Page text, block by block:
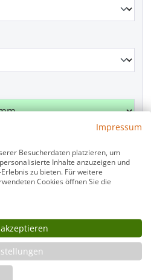
Gib den gewünschten
In den Warenkorb
Impressum
Besucherdaten platzieren, um
Inhalte anzuzeigen und
zu bieten. Für weitere
Cookies öffnen Sie die